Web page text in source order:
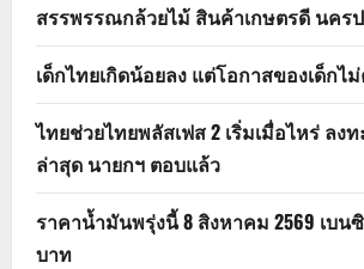
สรรพรรณกล้วยไม้ สินค้าเกษตรดี นคร
เด็กไทยเกิดน้อยลง แต่โอกาสของเด็กไ
ไทยช่วยไทยพลัสเฟส 2 เริ่มเมื่อไหร่ ลง
ล่าสุด นายกฯ ตอบแล้ว
ราคาน้ำมันพรุ่งนี้ 8 สิงหาคม 2569 เบน
บาท